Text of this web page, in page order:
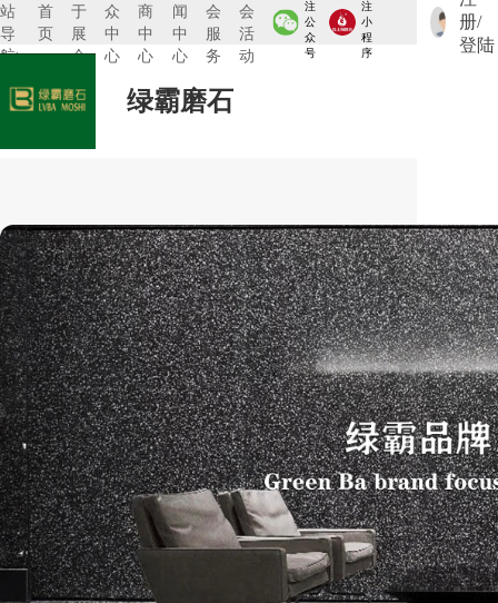
站
导
航:
首
页
于
展
会
众
中
心
商
中
心
闻
中
心
会
服
务
会
活
动
注
公
众
号
注
小
程
序
册/
登陆
绿霸磨石